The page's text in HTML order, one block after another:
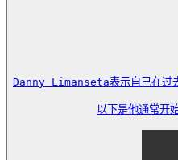
Danny Limanseta表示自己在
以下是他通常